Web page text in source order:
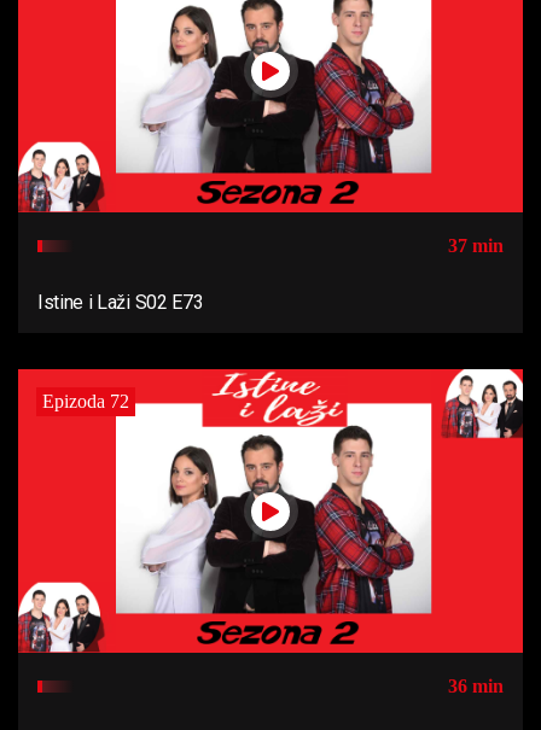
37 min
Istine i Laži S02 E73
Epizoda 72
36 min